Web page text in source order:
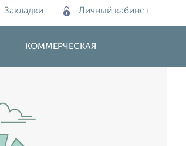
Закладки Личный кабинет
КОММЕРЧЕСКАЯ